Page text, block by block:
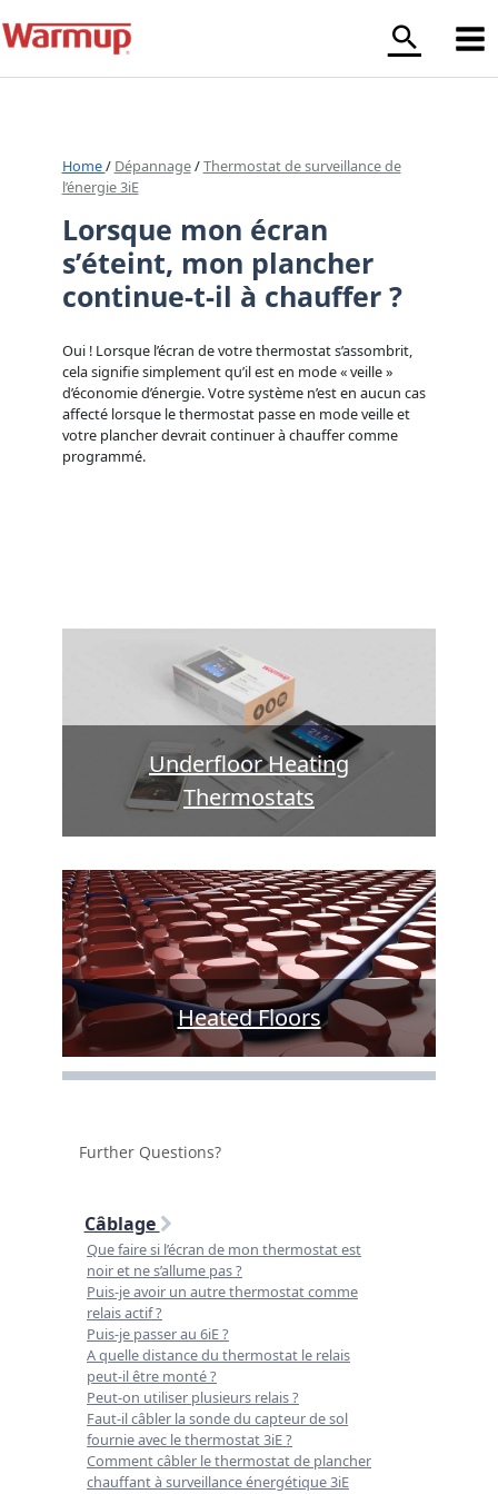
au
contenu
Home/ Dépannage/Thermostat de surveillance de
l’énergie 3iE
Lorsque mon écran
s’éteint, mon plancher
continue-t-il à chauffer ?
Oui ! Lorsque l’écran de votre thermostat s’assombrit,
cela signifie simplement qu’il est en mode « veille »
d’économie d’énergie. Votre système n’est en aucun cas
affecté lorsque le thermostat passe en mode veille et
votre plancher devrait continuer à chauffer comme
programmé.
Underfloor Heating
Thermostats
Heated Floors
Further Questions?
Câblage
Que faire si l’écran de mon thermostat est
noir et ne s’allume pas ?
Puis-je avoir un autre thermostat comme
relais actif ?
Puis-je passer au 6iE ?
A quelle distance du thermostat le relais
peut-il être monté ?
Peut-on utiliser plusieurs relais ?
Faut-il câbler la sonde du capteur de sol
fournie avec le thermostat 3iE ?
Comment câbler le thermostat de plancher
chauffant à surveillance énergétique 3iE